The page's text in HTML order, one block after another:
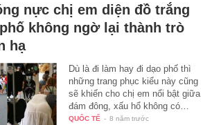
nực chị em diện đồ trắng
không ngờ lại thành trò
hạ
Dù là đi làm hay đi dạo phố thì
những trang phục kiểu này cũng
sẽ khiến cho chị em nổi bật giữa
đám đông, xấu hổ không có…
QUỐC TẾ - 8 năm trước